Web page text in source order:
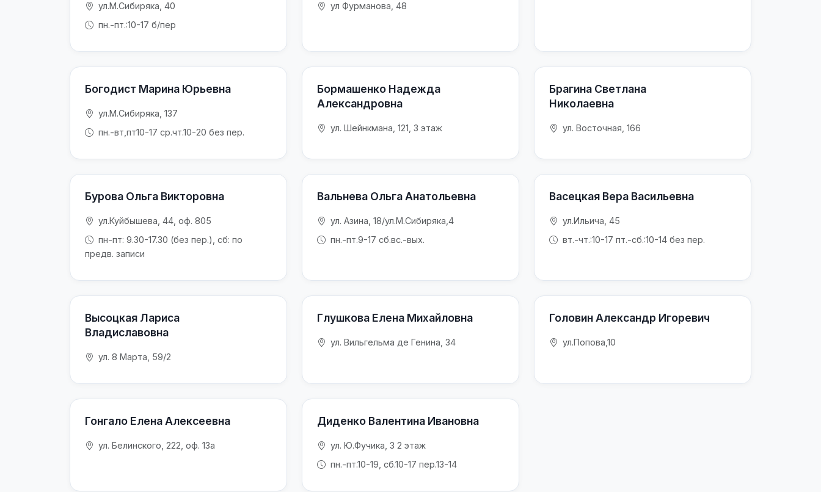
ул.М.Сибиряка, 40
пн.-пт.:10-17 б/пер
ул Фурманова, 48
Богодист Марина Юрьевна
ул.М.Сибиряка, 137
пн.-вт,пт10-17 ср.чт.10-20 без пер.
Бормашенко Надежда
Александровна
ул. Шейнкмана, 121, 3 этаж
Брагина Светлана
Николаевна
ул. Восточная, 166
Бурова Ольга Викторовна
ул.Куйбышева, 44, оф. 805
пн-пт: 9.30-17.30 (без пер.), сб: по
предв. записи
Вальнева Ольга Анатольевна
ул. Азина, 18/ул.М.Сибиряка,4
пн.-пт.9-17 сб.вс.-вых.
Васецкая Вера Васильевна
ул.Ильича, 45
вт.-чт.:10-17 пт.-сб.:10-14 без пер.
Высоцкая Лариса
Владиславовна
ул. 8 Марта, 59/2
Глушкова Елена Михайловна
ул. Вильгельма де Генина, 34
Головин Александр Игоревич
ул.Попова,10
Гонгало Елена Алексеевна
ул. Белинского, 222, оф. 13а
Диденко Валентина Ивановна
ул. Ю.Фучика, 3 2 этаж
пн.-пт.10-19, сб.10-17 пер.13-14